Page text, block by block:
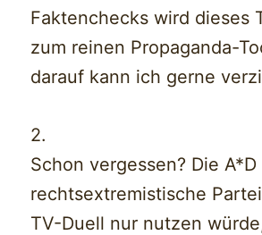
Faktenchecks wird dieses
zum reinen Propaganda-
darauf kann ich gerne
2.
Schon vergessen? Die
rechtsextremistische
TV-Duell nur nutzen